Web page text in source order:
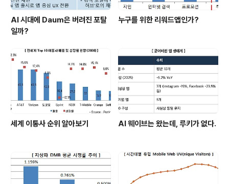
AI 시대에 Daum은 버려진 포탈
일까?
누구를 위한 리워드앱인가?
세계 이통사 순위 알아보기 AI 웨이브는 왔는데, 루키가 없다.